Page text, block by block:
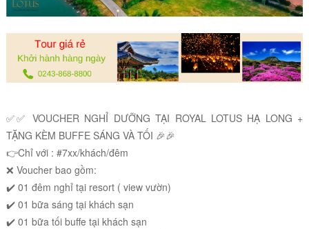
✅✅ VOUCHER NGHỈ DƯỠNG TẠI ROYAL LOTUS HẠ LONG +
TẶNG KÈM BUFFE SÁNG VÀ TỐI 🎉🎉
👉Chỉ với : #7xx/khách/đêm
❌ Voucher bao gồm:
✔️ 01 đêm nghỉ tại resort ( view vườn)
✔️ 01 bữa sáng tại khách sạn
✔️ 01 bữa tối buffe tại khách sạn